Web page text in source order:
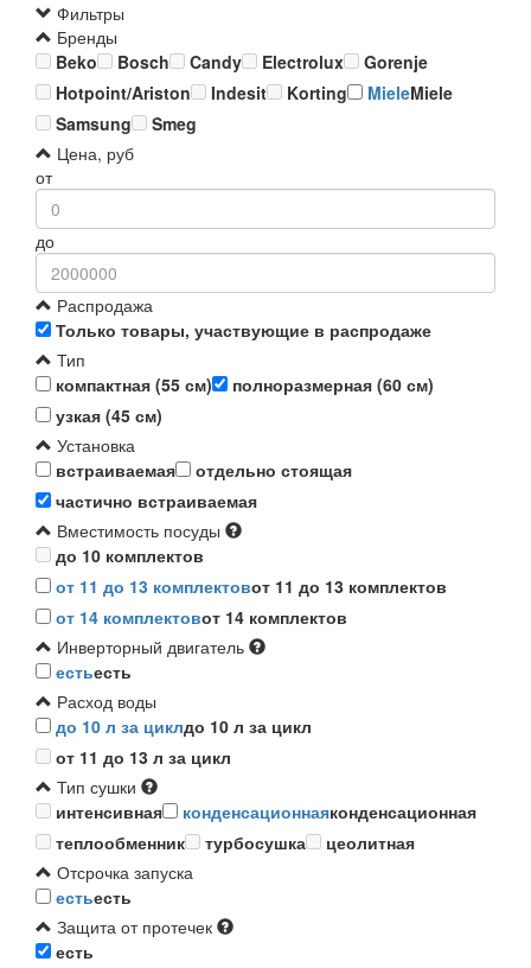
Фильтры
Бренды
Beko
Bosch Candy Electrolux
Gorenje
Hotpoint/Ariston
Indesit Korting MieleMiele
Samsung
Smeg
Цена, руб
от
до
Распродажа
Только товары, участвующие в распродаже
Тип
компактная (55 см)
полноразмерная (60 см)
узкая (45 см)
Установка
встраиваемая
отдельно стоящая
частично встраиваемая
Вместимость посуды
до 10 комплектов
от 11 до 13 комплектовот 11 до 13 комплектов
от 14 комплектовот 14 комплектов
Инверторный двигатель
естьесть
Расход воды
до 10 л за циклдо 10 л за цикл
от 11 до 13 л за цикл
Тип сушки
интенсивная
конденсационнаяконденсационная
теплообменник
турбосушка
цеолитная
Отсрочка запуска
естьесть
Защита от протечек
есть